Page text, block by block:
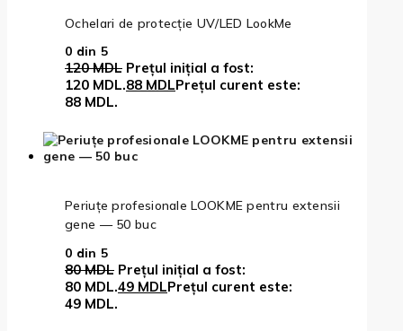
Ochelari de protecție UV/LED LookMe
0 din 5
120MDL Prețul inițial a fost:
120 MDL.88 MDLPrețul curent este:
88 MDL.
Periuțe profesionale LOOKME pentru extensii
gene — 50 buc
0 din 5
80MDL Prețul inițial a fost:
80 MDL.49 MDLPrețul curent este:
49 MDL.